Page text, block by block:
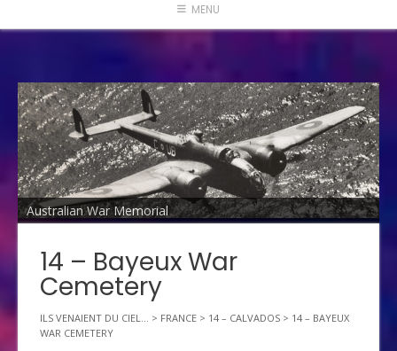
MENU
Australian War Memorial
14 – Bayeux War
Cemetery
ILS VENAIENT DU CIEL... > FRANCE > 14 – CALVADOS > 14 – BAYEUX
WAR CEMETERY